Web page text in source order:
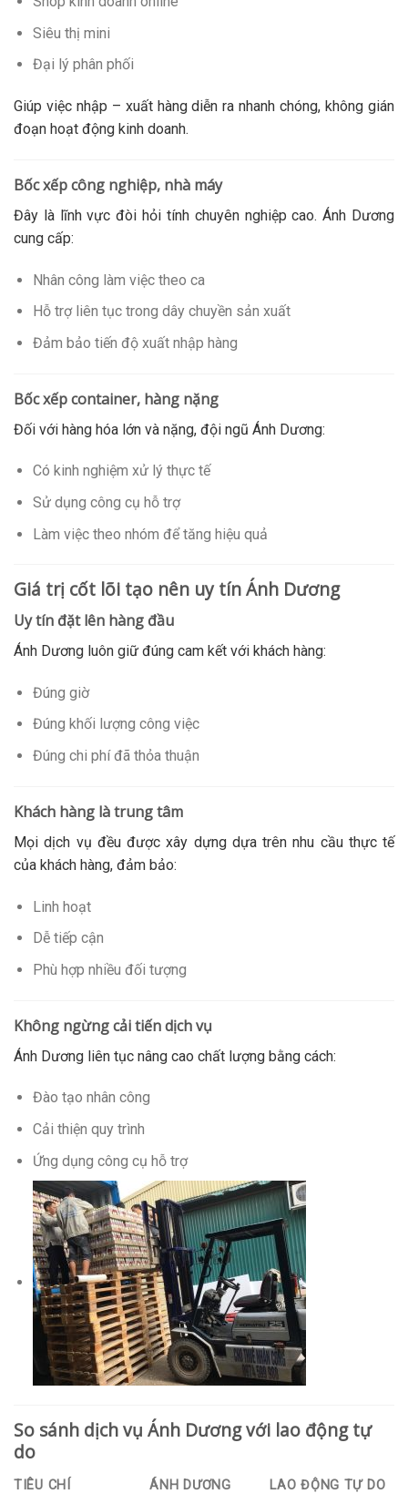
Siêu thị mini
Đại lý phân phối
Giúp việc nhập – xuất hàng diễn ra nhanh chóng, không gián
đoạn hoạt động kinh doanh.
Bốc xếp công nghiệp, nhà máy
Đây là lĩnh vực đòi hỏi tính chuyên nghiệp cao. Ánh Dương
cung cấp:
Nhân công làm việc theo ca
Hỗ trợ liên tục trong dây chuyền sản xuất
Đảm bảo tiến độ xuất nhập hàng
Bốc xếp container, hàng nặng
Đối với hàng hóa lớn và nặng, đội ngũ Ánh Dương:
Có kinh nghiệm xử lý thực tế
Sử dụng công cụ hỗ trợ
Làm việc theo nhóm để tăng hiệu quả
Giá trị cốt lõi tạo nên uy tín Ánh Dương
Uy tín đặt lên hàng đầu
Ánh Dương luôn giữ đúng cam kết với khách hàng:
Đúng giờ
Đúng khối lượng công việc
Đúng chi phí đã thỏa thuận
Khách hàng là trung tâm
Mọi dịch vụ đều được xây dựng dựa trên nhu cầu thực tế
của khách hàng, đảm bảo:
Linh hoạt
Dễ tiếp cận
Phù hợp nhiều đối tượng
Không ngừng cải tiến dịch vụ
Ánh Dương liên tục nâng cao chất lượng bằng cách:
Đào tạo nhân công
Cải thiện quy trình
Ứng dụng công cụ hỗ trợ
So sánh dịch vụ Ánh Dương với lao động tự
do
TIÊU CHÍ ÁNH DƯƠNG
LAO ĐỘNG TỰ DO